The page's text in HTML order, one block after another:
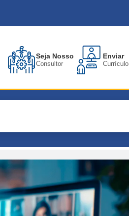
Seja Nosso
Consultor
Enviar
Currículo